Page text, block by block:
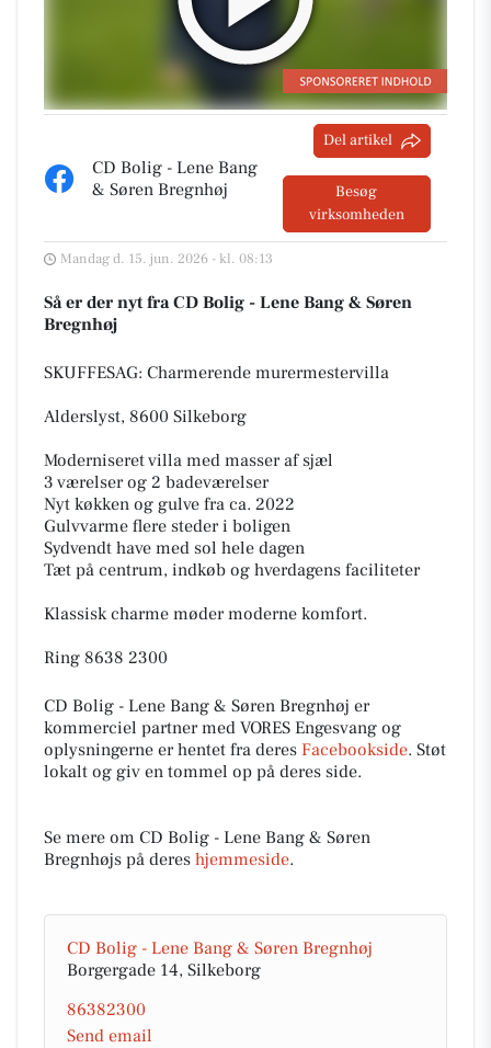
CD Bolig - Lene Bang
& Søren Bregnhøj
Del artikel
Besøg
virksomheden
Mandag d. 15. jun. 2026 - kl. 08:13
Så er der nyt fra CD Bolig - Lene Bang & Søren
Bregnhøj
SKUFFESAG: Charmerende murermestervilla
Alderslyst, 8600 Silkeborg
Moderniseret villa med masser af sjæl
3 værelser og 2 badeværelser
Nyt køkken og gulve fra ca. 2022
Gulvvarme flere steder i boligen
Sydvendt have med sol hele dagen
Tæt på centrum, indkøb og hverdagens faciliteter
Klassisk charme møder moderne komfort.
Ring 8638 2300
CD Bolig - Lene Bang & Søren Bregnhøj er
kommerciel partner med VORES Engesvang og
oplysningerne er hentet fra deres Facebookside. Støt
lokalt og giv en tommel op på deres side.
Se mere om CD Bolig - Lene Bang & Søren
Bregnhøjs på deres hjemmeside.
CD Bolig - Lene Bang & Søren Bregnhøj
Borgergade 14, Silkeborg
86382300
Send email